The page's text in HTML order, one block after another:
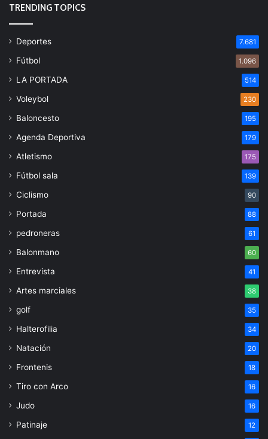
TRENDING TOPICS
Deportes 7.681
Fútbol 1.096
LA PORTADA 514
Voleybol 230
Baloncesto 195
Agenda Deportiva 179
Atletismo 175
Fútbol sala 139
Ciclismo 90
Portada 88
pedroneras 61
Balonmano 60
Entrevista 41
Artes marciales 38
golf 35
Halterofilia 34
Natación 20
Frontenis 18
Tiro con Arco 16
Judo 16
Patinaje 12